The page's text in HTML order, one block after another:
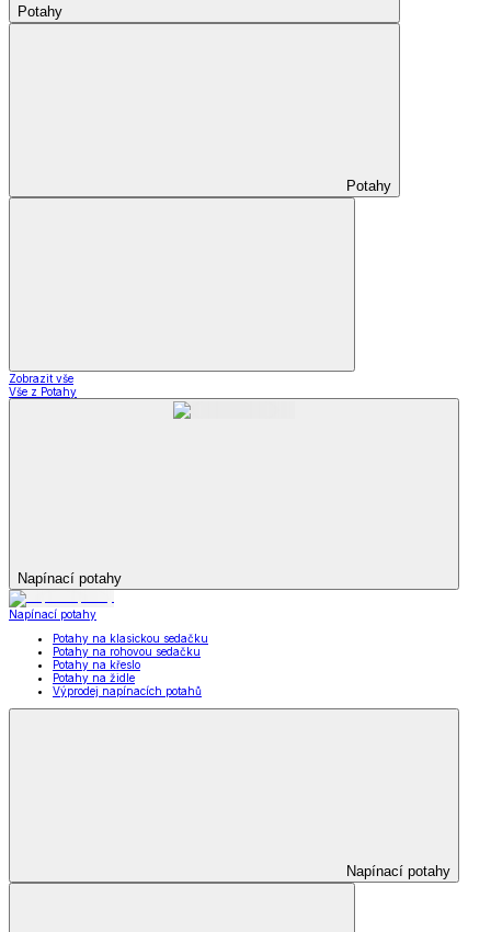
Potahy
Potahy
Zobrazit vše
Vše z Potahy
Napínací potahy
Napínací potahy
Potahy na klasickou sedačku
Potahy na rohovou sedačku
Potahy na křeslo
Potahy na židle
Výprodej napínacích potahů
Napínací potahy